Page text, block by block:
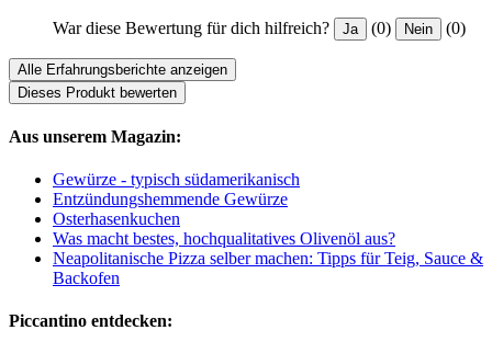
War diese Bewertung für dich hilfreich? Ja (0) Nein (0)
Alle Erfahrungsberichte anzeigen
Dieses Produkt bewerten
Aus unserem Magazin:
Gewürze - typisch südamerikanisch
Entzündungshemmende Gewürze
Osterhasenkuchen
Was macht bestes, hochqualitatives Olivenöl aus?
Neapolitanische Pizza selber machen: Tipps für Teig, Sauce &
Backofen
Piccantino entdecken: